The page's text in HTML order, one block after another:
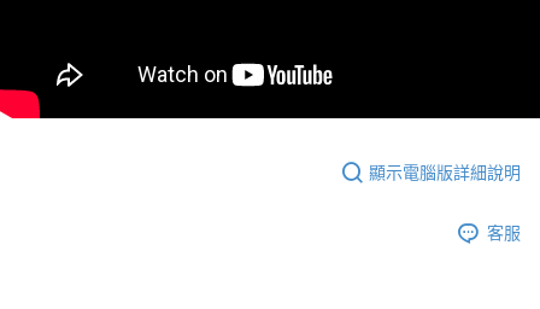
顯示電腦版詳細說明
客服